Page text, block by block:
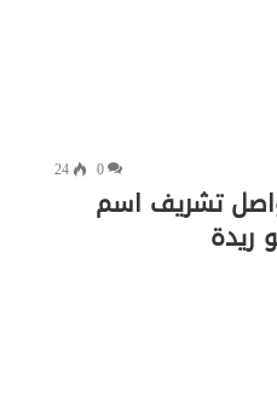
0
24
تشريف اسم
ريدة